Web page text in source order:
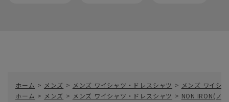
ホーム > メンズ > メンズ ワイシャツ・ドレスシャツ > メンズ ワイシ
ホーム > メンズ > メンズ ワイシャツ・ドレスシャツ > NON IRON(ノ